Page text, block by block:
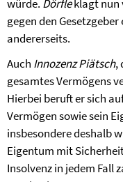
würde. Dörfleklagt nun
gegen den
andererseits.
Auch Innozenz Piätsch,
gesamtes Vermögens
Hierbei beruft er sich
Vermögen sowie sein
insbesondere deshalb
Eigentum mit
Insolvenz in jedem Fall